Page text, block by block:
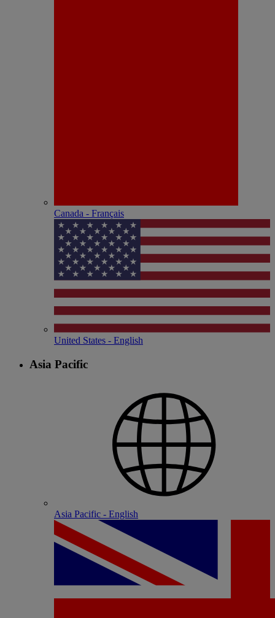
Canada - Français
United States - English
Asia Pacific
Asia Pacific - English